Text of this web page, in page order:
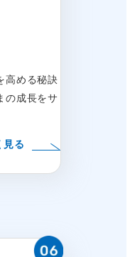
高める秘訣
の成長をサ
見る